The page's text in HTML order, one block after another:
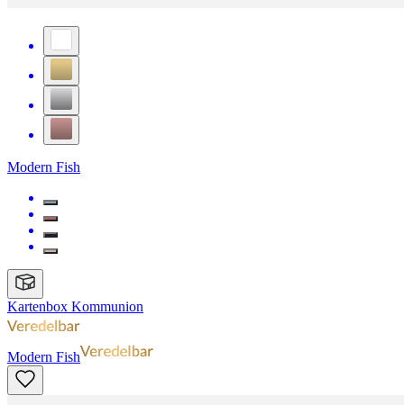
Modern Fish
Kartenbox Kommunion
Modern Fish